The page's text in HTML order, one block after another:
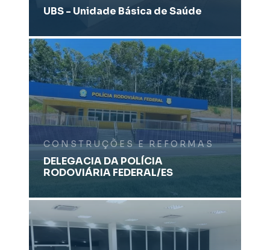
UBS - Unidade Básica de Saúde
CONSTRUÇÕES E REFORMAS
DELEGACIA DA POLÍCIA
RODOVIÁRIA FEDERAL/ES